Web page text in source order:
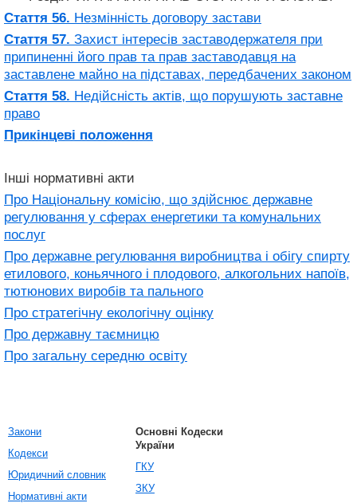
Стаття 56. Незмінність договору застави
Стаття 57. Захист інтересів заставодержателя при
припиненні його прав та прав заставодавця на
заставлене майно на підставах, передбачених законом
Стаття 58. Недійсність актів, що порушують заставне
право
Прикінцеві положення
Інші нормативні акти
Про Національну комісію, що здійснює державне
регулювання у сферах енергетики та комунальних
послуг
Про державне регулювання виробництва і обігу спирту
етилового, коньячного і плодового, алкогольних напоїв,
тютюнових виробів та пального
Про стратегічну екологічну оцінку
Про державну таємницю
Про загальну середню освіту
Закони
Кодекси
Юридичний словник
Нормативні акти
Основні Кодески
України
ГКУ
ЗКУ